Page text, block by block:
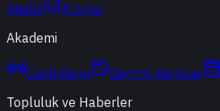
Analiz
Araçlar
Akademi
Canlı Yayın Geçmiş Yayınlar
Topluluk ve Haberler